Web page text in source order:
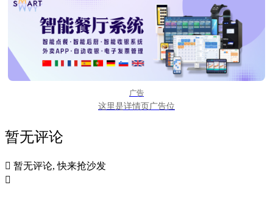
广告
这里是详情页广告位
暂无评论
 暂无评论, 快来抢沙发
